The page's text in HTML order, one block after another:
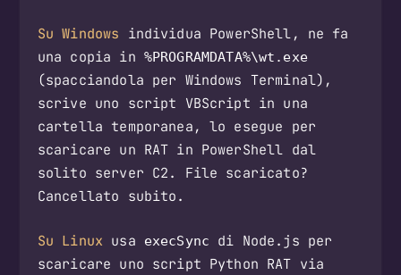
Su Windows individua PowerShell, ne fa
una copia in %PROGRAMDATA%\wt.exe
(spacciandola per Windows Terminal),
scrive uno script VBScript in una
cartella temporanea, lo esegue per
scaricare un RAT in PowerShell dal
solito server C2. File scaricato?
Cancellato subito.
Su Linux usa execSync
di Node.js per
scaricare uno script Python RAT via